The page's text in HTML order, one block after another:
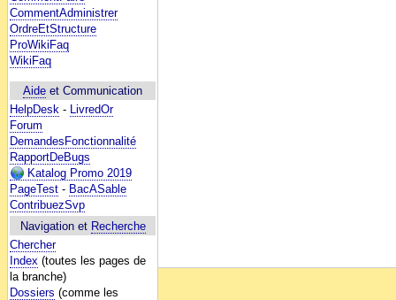
CommentAdministrer
OrdreEtStructure
ProWikiFaq
WikiFaq
Aide et Communication
HelpDesk - LivredOr
Forum
DemandesFonctionnalité
RapportDeBugs
Katalog Promo 2019
PageTest - BacASable
ContribuezSvp
Navigation et Recherche
Chercher
Index (toutes les pages de
la branche)
Dossiers (comme les